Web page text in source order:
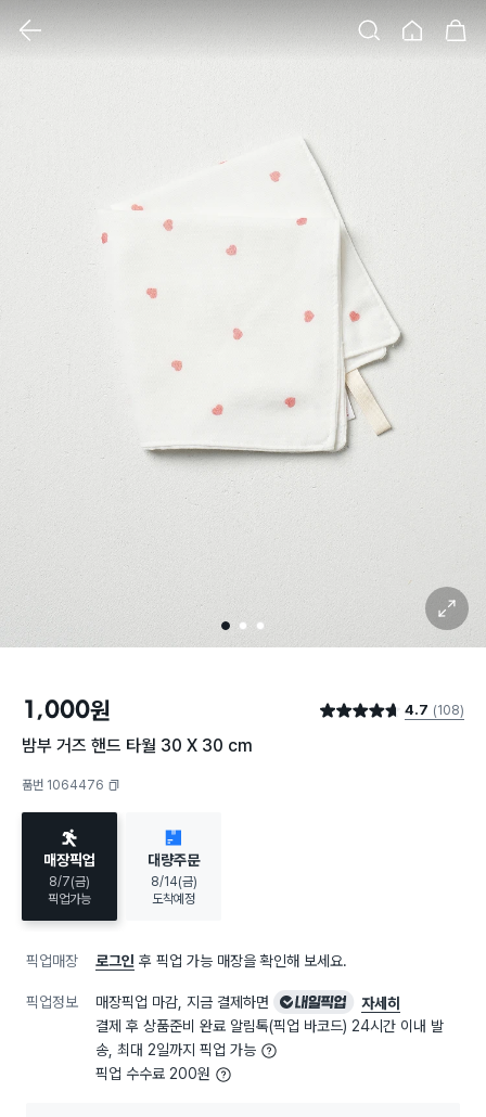
클릭 시 이미지 확대 보기 팝업 열림
1 2 3
확대 보기
1,000원 별점 4.7점 4.7 (108)
밤부 거즈 핸드 타월 30 X 30 cm
품번 1064476
매장픽업
8/7(금)
픽업가능
대량주문
8/14(금)
도착예정
픽업매장 로그인 후 픽업 가능 매장을 확인해 보세요.
픽업정보 매장픽업 마감, 지금 결제하면 내일픽업
자세히
결제 후 상품준비 완료 알림톡(픽업 바코드) 24시간 이내 발
송, 최대 2일까지 픽업 가능
픽업 수수료 200원